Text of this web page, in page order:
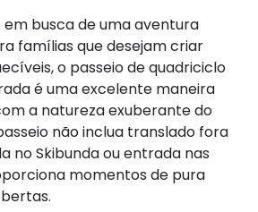
em busca de uma aventura
famílias que desejam criar
o passeio de quadriciclo
é uma excelente maneira
a natureza exuberante do
não inclua translado fora
no Skibunda ou entrada nas
momentos de pura